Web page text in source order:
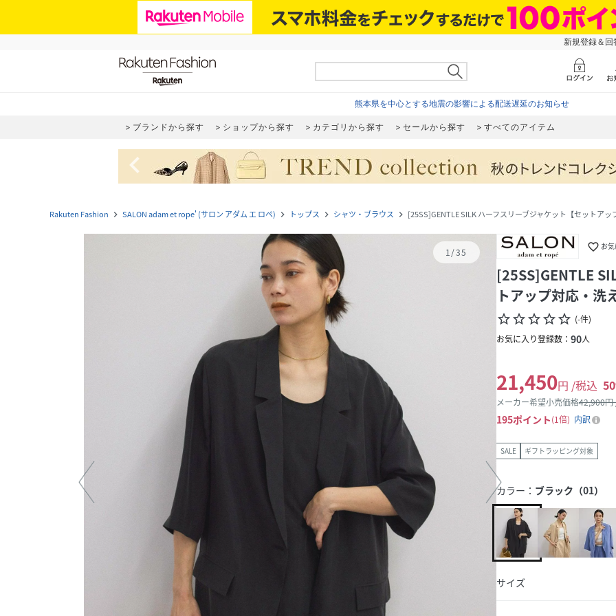
新規登録＆
熊本県を中心とする地震の影響による配送遅延のお知らせ
ブランドから探す ショップから探す カテゴリから探す セールから探す すべてのアイテム
navigate_before
Rakuten Fashion navigate_next SALON adam et rope' (サロン アダム エ ロペ) navigate_next トップス navigate_next シャツ・ブラウス navigate_next [25SS]GENTLE SILK ハーフスリーブジャケット【セットアッ
1/35 favorite_border お
[25SS]GENTLE
トアップ対応・洗
star_borderstar_borderstar_borderstar_borderstar_border (-件)
お気に入り登録数： 90人
21,450円 /税込 50
メーカー希望小売価格42,900円
195ポイント 1倍 内訳
SALE ギフトラッピング対象
カラー： ブラック（01）
サイズ